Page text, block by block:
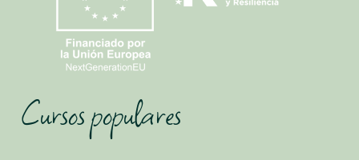
Cursos populares